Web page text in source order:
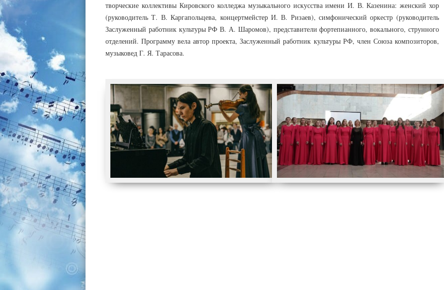
творческие коллективы Кировского колледжа музыкального искусства имени И. В. Казенина: женский хор
(руководитель Т. В. Каргапольцева, концертмейстер И. В. Ризаев), симфонический оркестр (руководитель
Заслуженный работник культуры РФ В. А. Шаромов), представители фортепианного, вокального, струнного
отделений. Программу вела автор проекта, Заслуженный работник культуры РФ, член Союза композиторов,
музыковед Г. Я. Тарасова.